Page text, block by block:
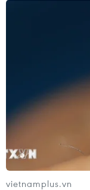
Nigeria: Máy
băng lao vào
thoát nạn
25/07/2026 03:07
Cairo - thành
mạc
vietnamplus.vn